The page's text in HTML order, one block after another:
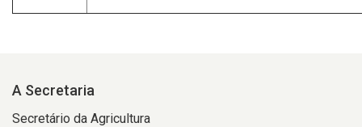
A Secretaria
Secretário da Agricultura